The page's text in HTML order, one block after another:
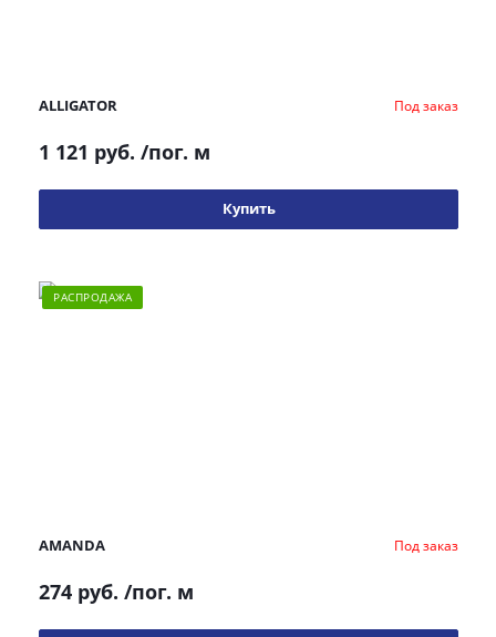
ALLIGATOR Под заказ
1 121 руб. /пог. м
Купить
РАСПРОДАЖА
AMANDA Под заказ
274 руб. /пог. м